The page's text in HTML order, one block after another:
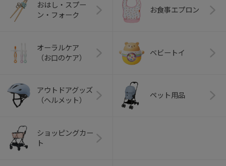
おはし・スプー
ン・フォーク
お食事エプロン
オーラルケア
（お口のケア）
ベビートイ
アウトドアグッズ
（ヘルメット）
ペット用品
ショッピングカー
ト